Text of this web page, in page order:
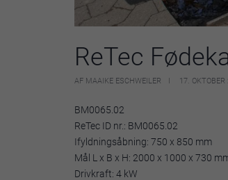
ReTec
AF MAAIKE ESCHWEILER 17. OKTOBER
BM0065.02
ReTec ID nr.: BM0065.02
Ifyldningsåbning: 750 x 850 mm
Mål L x B x H: 2000 x 1000 x 730
Drivkraft: 4 kW